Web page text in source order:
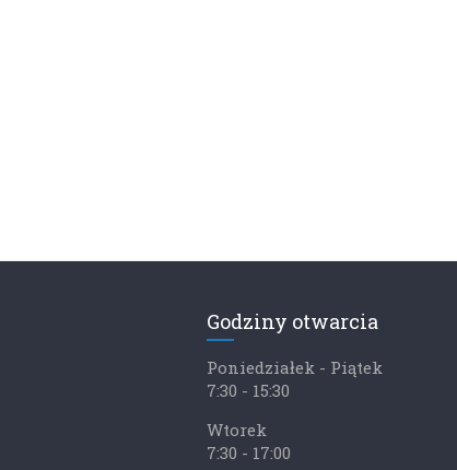
Godziny otwarcia
Poniedziałek - Piątek
7:30 - 15:30
Wtorek
7:30 - 17:00